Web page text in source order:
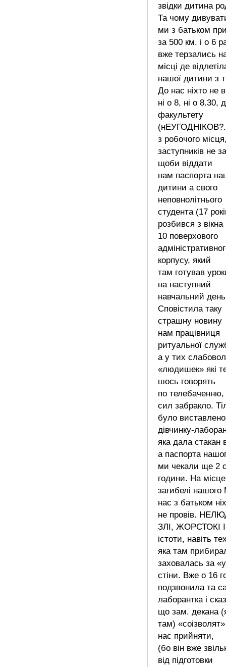
звідки дитина
Та чому
ми з батьком
за 500 км. і о 6
вже терзались
місці де
нашої дитини з
До нас ніхто не
ні о 8, ні о 8.30,
факультету
з робочого
заступників не
щоби віддати
нам паспорта
дитини а свого
неповнолітнього
студента (17
розбився з вікна
10 поверхового
корпусу, який
там готував
на наступний
навчальний
Сповістила таку
страшну новину
нам працівниця
ритуальної
а у тих
«людишек» які
шось говорять
по телебаченню,
сил забракло.
було виставлено
дівчинку-
яка дала стакан
а паспорта
ми чекали ще 2
години. На місце
загибелі
нас з батьком
не провів.
ЗЛІ, ЖОРСТОКІ
істоти, навіть
яка там
заховалась за
стіни. Вже о 16
подзвонила та
лаборантка і
що зам. декана
там) «соізволят»
нас прийняти,
(бо він вже
від підготовки